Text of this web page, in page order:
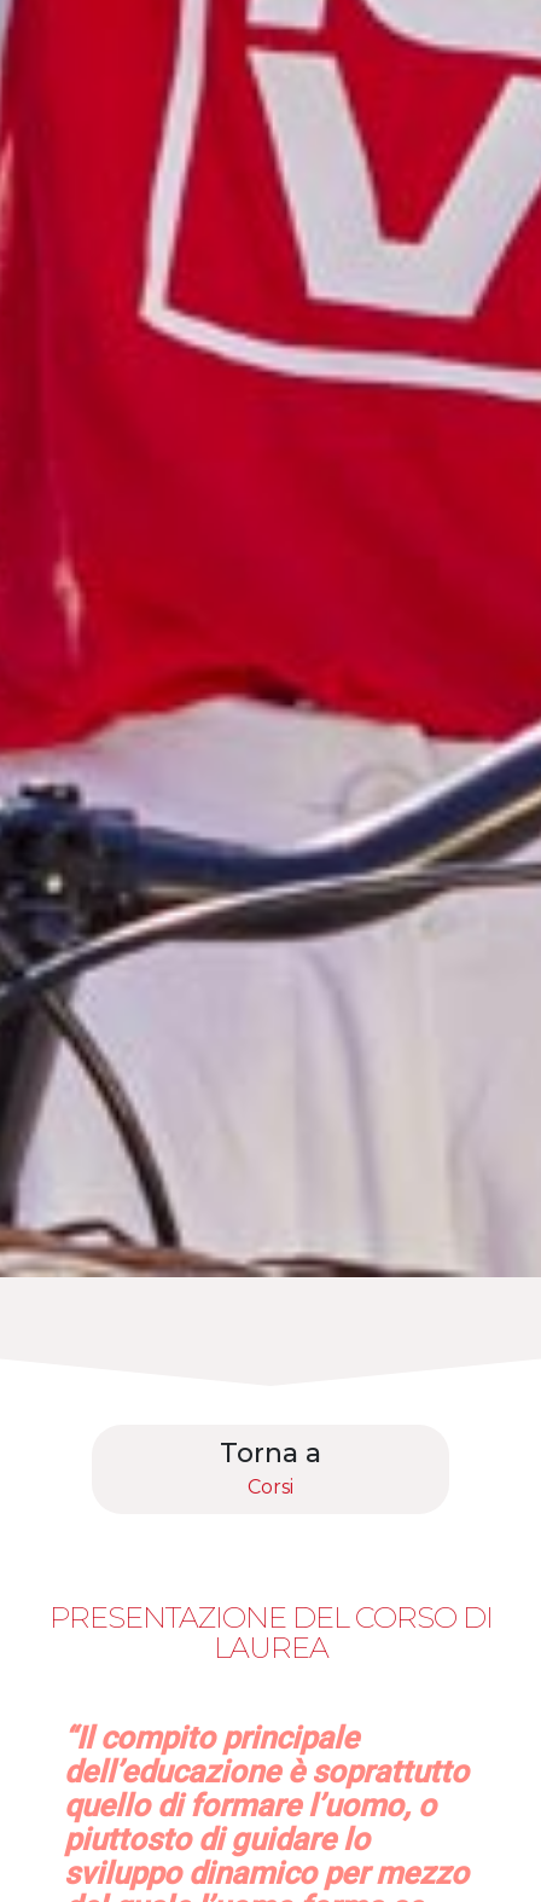
Torna a
Corsi
PRESENTAZIONE DEL CORSO DI
LAUREA
“Il compito principale
dell’educazione è soprattutto
quello di formare l’uomo, o
piuttosto di guidare lo
sviluppo dinamico per mezzo